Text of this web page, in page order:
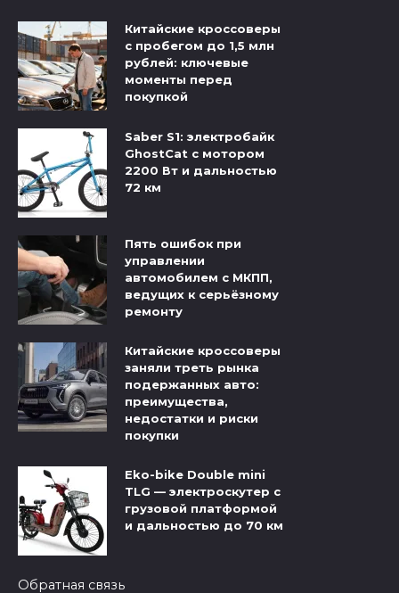
Китайские кроссоверы
с пробегом до 1,5 млн
рублей: ключевые
моменты перед
покупкой
Saber S1: электробайк
GhostCat с мотором
2200 Вт и дальностью
72 км
Пять ошибок при
управлении
автомобилем с МКПП,
ведущих к серьёзному
ремонту
Китайские кроссоверы
заняли треть рынка
подержанных авто:
преимущества,
недостатки и риски
покупки
Eko-bike Double mini
TLG — электроскутер с
грузовой платформой
и дальностью до 70 км
Обратная связь